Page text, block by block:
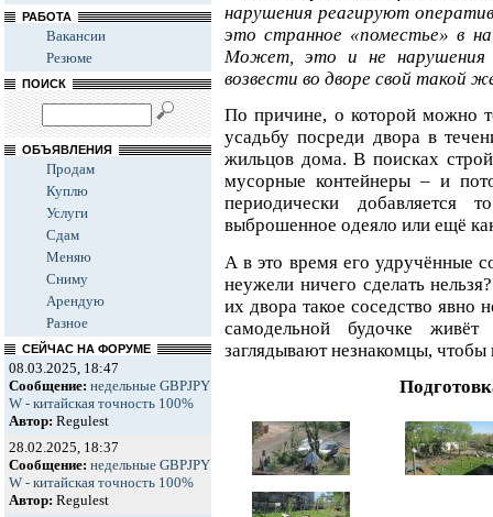
РАБОТА
Вакансии
Резюме
ПОИСК
ОБЪЯВЛЕНИЯ
Продам
Куплю
Услуги
Сдам
Меняю
Сниму
Арендую
Разное
СЕЙЧАС НА ФОРУМЕ
08.03.2025, 18:47
Сообщение: недельные GBPJPY
W - китайская точность 100%
Автор: Regulest
28.02.2025, 18:37
Сообщение: недельные GBPJPY
W - китайская точность 100%
Автор: Regulest
нарушения реагируют
это странное «поместье» в
Может, это и не нарушения
возвести во дворе свой такой
По причине, о которой можно
усадьбу посреди двора в
жильцов дома. В поисках
мусорные контейнеры – и
периодически
выброшенное одеяло или ещё
А в это время его удручённые
неужели ничего сделать
их двора такое соседство явно
самодельной будочке
заглядывают незнакомцы, чтобы